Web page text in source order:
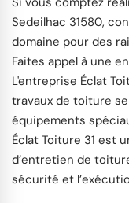
Sedeilhac 31580,
domaine pour des
Faites appel à une
L'entreprise Éclat
travaux de toiture
équipements
Éclat Toiture 31 est
d’entretien de
sécurité et